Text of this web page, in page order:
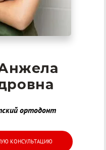
ортодонт
КОНСУЛЬТАЦИЮ